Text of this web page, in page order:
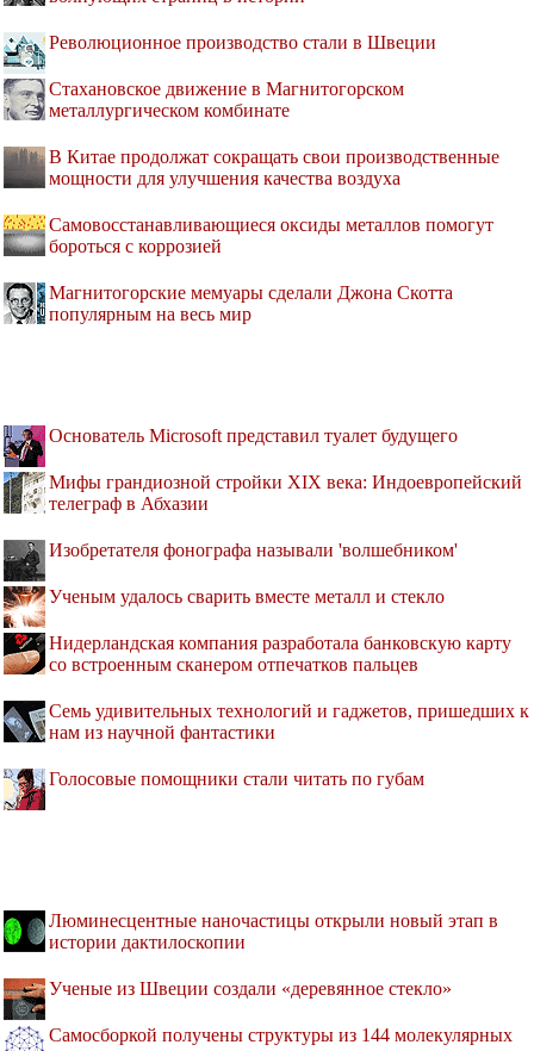
Революционное производство стали в Швеции
Стахановское движение в Магнитогорском
металлургическом комбинате
В Китае продолжат сокращать свои производственные
мощности для улучшения качества воздуха
Самовосстанавливающиеся оксиды металлов помогут
бороться с коррозией
Магнитогорские мемуары сделали Джона Скотта
популярным на весь мир
Основатель Microsoft представил туалет будущего
Мифы грандиозной стройки XIX века: Индоевропейский
телеграф в Абхазии
Изобретателя фонографа называли 'волшебником'
Ученым удалось сварить вместе металл и стекло
Нидерландская компания разработала банковскую карту
со встроенным сканером отпечатков пальцев
Семь удивительных технологий и гаджетов, пришедших к
нам из научной фантастики
Голосовые помощники стали читать по губам
Люминесцентные наночастицы открыли новый этап в
истории дактилоскопии
Ученые из Швеции создали «деревянное стекло»
Самосборкой получены структуры из 144 молекулярных